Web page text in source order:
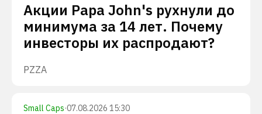
Акции Papa John's рухнули до
минимума за 14 лет. Почему
инвесторы их распродают?
PZZA
Small Caps·07.08.2026 15:30